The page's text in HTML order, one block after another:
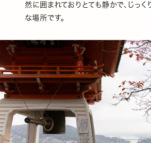
然に囲まれておりとても静かで、じっ
な場所です。